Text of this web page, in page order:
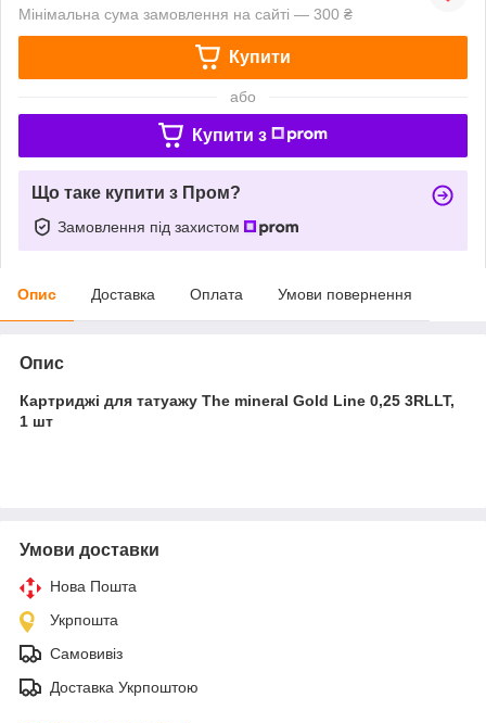
Мінімальна сума замовлення на сайті — 300 ₴
Купити
або
Купити з
Що таке купити з Пром?
Замовлення під захистом
Опис Доставка Оплата Умови повернення
Опис
Картриджі для татуажу The mineral Gold Line 0,25 3RLLT,
1 шт
Умови доставки
Нова Пошта
Укрпошта
Самовивіз
Доставка Укрпоштою